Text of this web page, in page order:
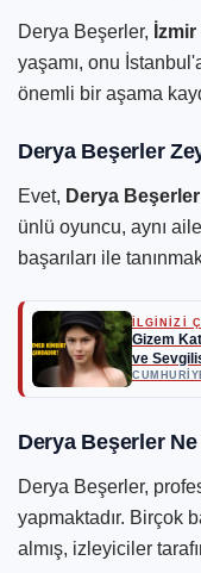
Derya Beşerler,
yaşamı, onu
önemli bir aşama
Derya Beşerler
Evet, Derya
ünlü oyuncu, aynı
başarıları ile
İLGİNİZİ
Gizem
ve
Derya Beşerler Ne
Derya Beşerler,
yapmaktadır. Birçok
almış, izleyiciler